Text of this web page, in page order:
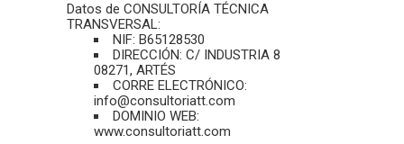
Datos de CONSULTORÍA TÉCNICA
TRANSVERSAL:
NIF: B65128530
DIRECCIÓN: C/ INDUSTRIA 8
08271, ARTÉS
CORRE ELECTRÓNICO:
info@consultoriatt.com
DOMINIO WEB:
www.consultoriatt.com